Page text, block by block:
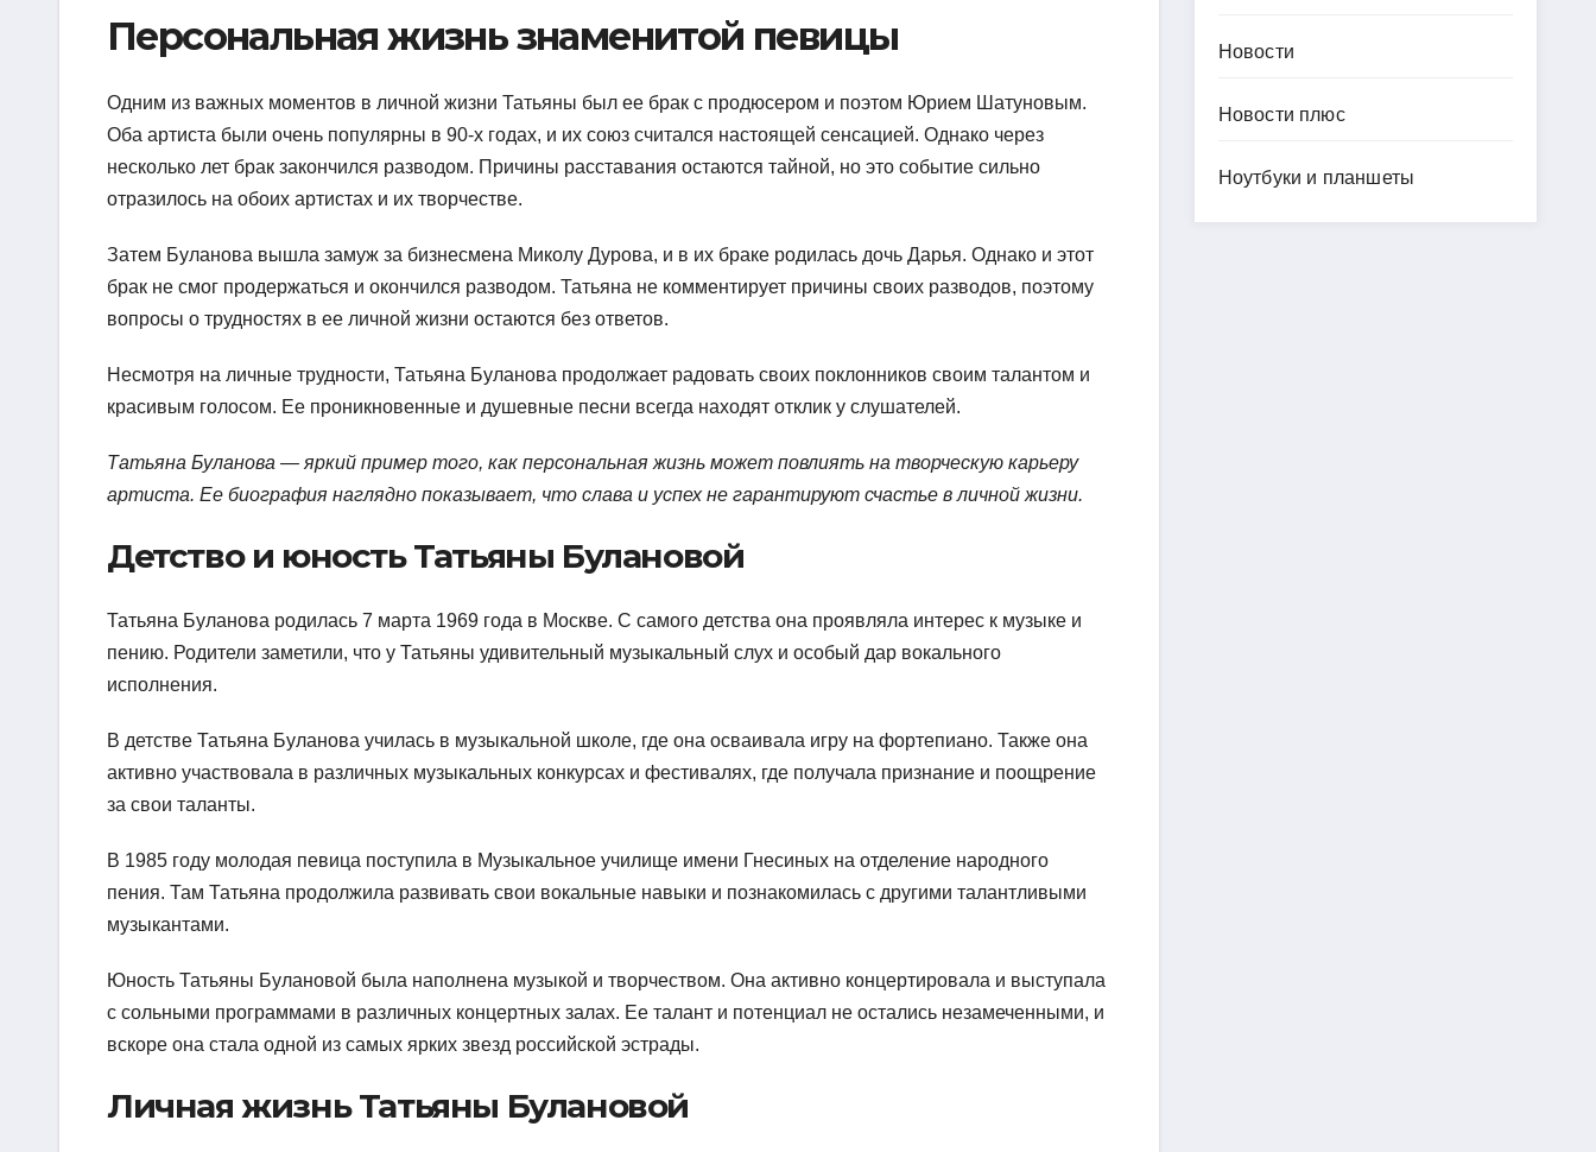
Персональная жизнь знаменитой певицы
Одним из важных моментов в личной жизни Татьяны был ее брак с продюсером и поэтом Юрием Шатуновым.
Оба артиста были очень популярны в 90-х годах, и их союз считался настоящей сенсацией. Однако через
несколько лет брак закончился разводом. Причины расставания остаются тайной, но это событие сильно
отразилось на обоих артистах и их творчестве.
Затем Буланова вышла замуж за бизнесмена Миколу Дурова, и в их браке родилась дочь Дарья. Однако и этот
брак не смог продержаться и окончился разводом. Татьяна не комментирует причины своих разводов, поэтому
вопросы о трудностях в ее личной жизни остаются без ответов.
Несмотря на личные трудности, Татьяна Буланова продолжает радовать своих поклонников своим талантом и
красивым голосом. Ее проникновенные и душевные песни всегда находят отклик у слушателей.
Татьяна Буланова — яркий пример того, как персональная жизнь может повлиять на творческую карьеру
артиста. Ее биография наглядно показывает, что слава и успех не гарантируют счастье в личной жизни.
Детство и юность Татьяны Булановой
Татьяна Буланова родилась 7 марта 1969 года в Москве. С самого детства она проявляла интерес к музыке и
пению. Родители заметили, что у Татьяны удивительный музыкальный слух и особый дар вокального
исполнения.
В детстве Татьяна Буланова училась в музыкальной школе, где она осваивала игру на фортепиано. Также она
активно участвовала в различных музыкальных конкурсах и фестивалях, где получала признание и поощрение
за свои таланты.
В 1985 году молодая певица поступила в Музыкальное училище имени Гнесиных на отделение народного
пения. Там Татьяна продолжила развивать свои вокальные навыки и познакомилась с другими талантливыми
музыкантами.
Юность Татьяны Булановой была наполнена музыкой и творчеством. Она активно концертировала и выступала
с сольными программами в различных концертных залах. Ее талант и потенциал не остались незамеченными, и
вскоре она стала одной из самых ярких звезд российской эстрады.
Личная жизнь Татьяны Булановой
Новости
Новости плюс
Ноутбуки и планшеты